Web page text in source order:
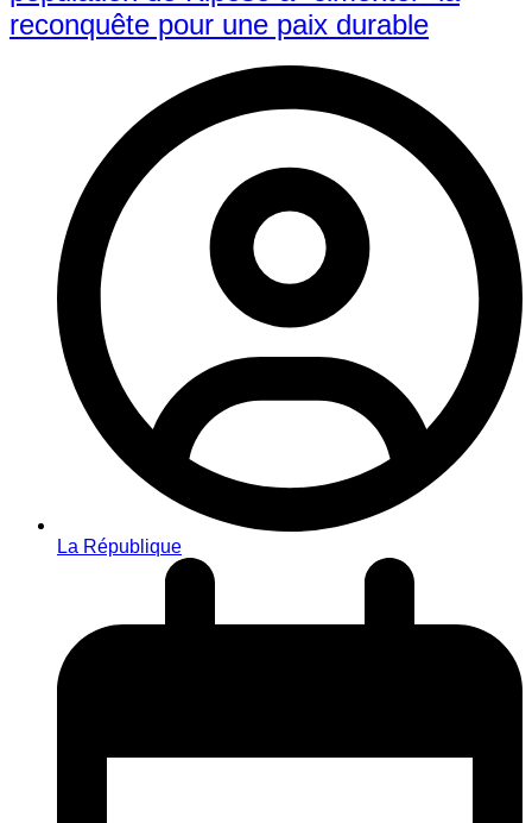
reconquête pour une paix durable
La République